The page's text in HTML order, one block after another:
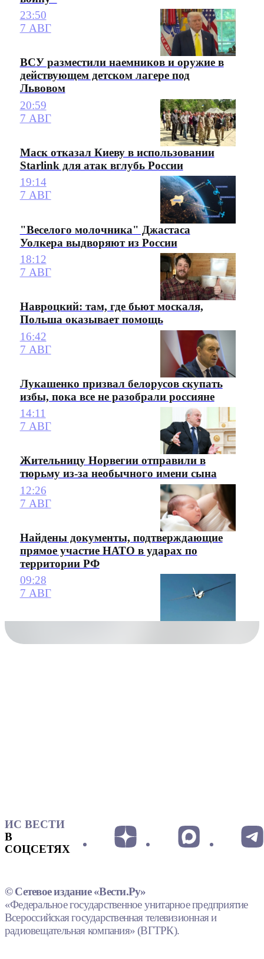
23:50
7 АВГ
ВСУ разместили наемников и оружие в
действующем детском лагере под
Львовом
20:59
7 АВГ
Маск отказал Киеву в использовании
Starlink для атак вглубь России
19:14
7 АВГ
"Веселого молочника" Джастаса
Уолкера выдворяют из России
18:12
7 АВГ
Навроцкий: там, где бьют москаля,
Польша оказывает помощь
16:42
7 АВГ
Лукашенко призвал белорусов скупать
избы, пока все не разобрали россияне
14:11
7 АВГ
Жительницу Норвегии отправили в
тюрьму из-за необычного имени сына
12:26
7 АВГ
Найдены документы, подтверждающие
прямое участие НАТО в ударах по
территории РФ
09:28
7 АВГ
ИС ВЕСТИ
В
СОЦСЕТЯХ
© Сетевое издание «Вести.Ру»
«Федеральное государственное унитарное предприятие
Всероссийская государственная телевизионная и
радиовещательная компания» (ВГТРК).